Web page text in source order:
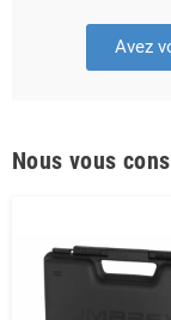
Avez
Nous vous